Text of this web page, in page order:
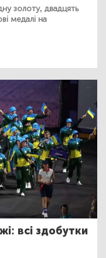
золоту, двадцять
медалі на
всі здобутки